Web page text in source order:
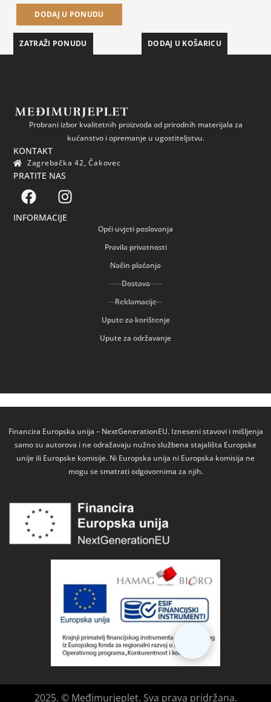
DODAJ U PONUDU
ZATRAŽI PONUDU DODAJ U KOŠARICU
Probrani izbor kvalitetnih proizvoda od prirodnih materijala za
kućanstvo i opremanje u ugostiteljstvu.
KONTAKT
Zagrebačka 42, Čakovec
PRATITE NAS
INFORMACIJE
Opći uvjeti poslovanja
Pravila privatnosti
Način plaćanja
Dostava
Reklamacije
Upute za korištenje
Upute za održavanje
Financira Europska unija – NextGenerationEU. Izneseni stavovi i mišljenja
samo su autorova i ne odražavaju nužno službena stajališta Europske
unije ili Europske komisije. Ni Europska unija ni Europska komisija ne
mogu se smatrati odgovornima za njih.
2025. © Međimurjeplet. Sva prava pridržana.